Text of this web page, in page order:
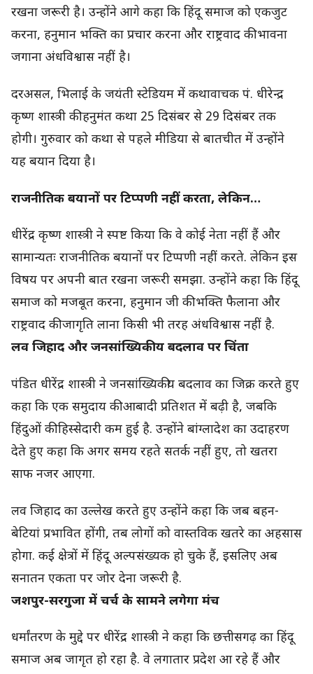
रखना जरूरी है। उन्होंने आगे कहा कि हिंदू समाज को एकजुट
करना, हनुमान भक्ति का प्रचार करना और राष्ट्रवाद की भावना
जगाना अंधविश्वास नहीं है।
दरअसल, भिलाई के जयंती स्टेडियम में कथावाचक पं. धीरेन्द्र
कृष्ण शास्त्री की हनुमंत कथा 25 दिसंबर से 29 दिसंबर तक
होगी। गुरुवार को कथा से पहले मीडिया से बातचीत में उन्होंने
यह बयान दिया है।
राजनीतिक बयानों पर टिप्पणी नहीं करता, लेकिन…
धीरेंद्र कृष्ण शास्त्री ने स्पष्ट किया कि वे कोई नेता नहीं हैं और
सामान्यतः राजनीतिक बयानों पर टिप्पणी नहीं करते. लेकिन इस
विषय पर अपनी बात रखना जरूरी समझा. उन्होंने कहा कि हिंदू
समाज को मजबूत करना, हनुमान जी की भक्ति फैलाना और
राष्ट्रवाद की जागृति लाना किसी भी तरह अंधविश्वास नहीं है.
लव जिहाद और जनसांख्यिकीय बदलाव पर चिंता
पंडित धीरेंद्र शास्त्री ने जनसांख्यिकीय बदलाव का जिक्र करते हुए
कहा कि एक समुदाय की आबादी प्रतिशत में बढ़ी है, जबकि
हिंदुओं की हिस्सेदारी कम हुई है. उन्होंने बांग्लादेश का उदाहरण
देते हुए कहा कि अगर समय रहते सतर्क नहीं हुए, तो खतरा
साफ नजर आएगा.
लव जिहाद का उल्लेख करते हुए उन्होंने कहा कि जब बहन-
बेटियां प्रभावित होंगी, तब लोगों को वास्तविक खतरे का अहसास
होगा. कई क्षेत्रों में हिंदू अल्पसंख्यक हो चुके हैं, इसलिए अब
सनातन एकता पर जोर देना जरूरी है.
जशपुर-सरगुजा में चर्च के सामने लगेगा मंच
धर्मांतरण के मुद्दे पर धीरेंद्र शास्त्री ने कहा कि छत्तीसगढ़ का हिंदू
समाज अब जागृत हो रहा है. वे लगातार प्रदेश आ रहे हैं और